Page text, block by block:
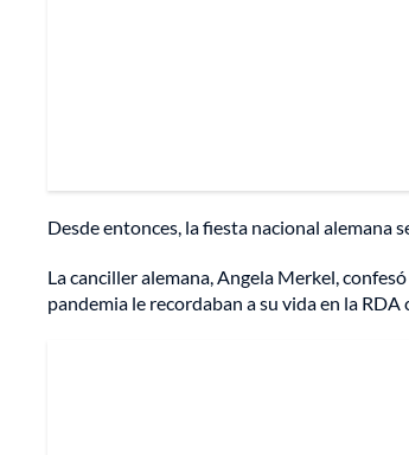
Desde entonces, la fiesta nacional alemana
La canciller alemana, Angela Merkel,
pandemia le recordaban a su vida en la RDA